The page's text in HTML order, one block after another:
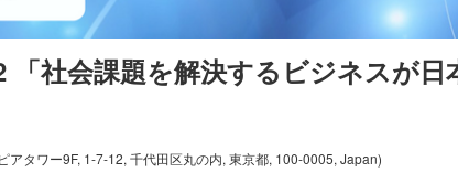
社会課題を解決するビジネスが日
タワー9F, 1-7-12, 千代田区丸の内, 東京都, 100-0005, Japan)